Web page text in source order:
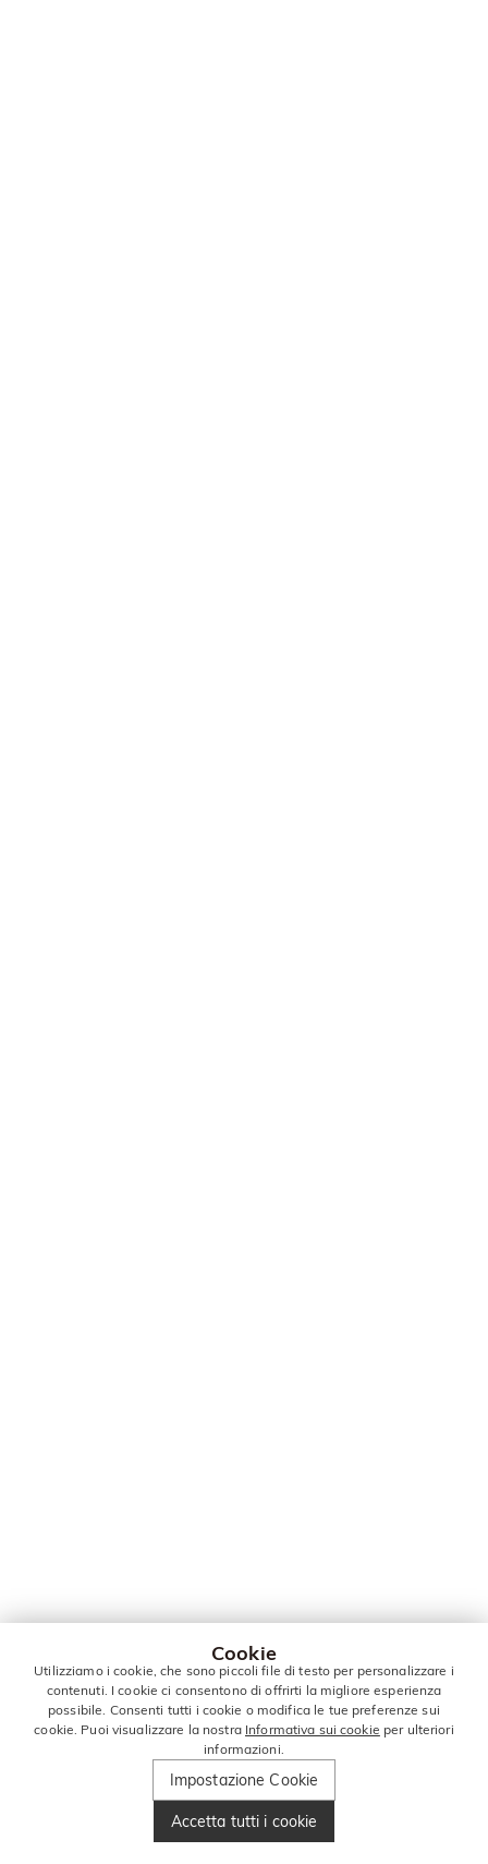
Cookie
Utilizziamo i cookie, che sono piccoli file di testo per personalizzare i
contenuti. I cookie ci consentono di offrirti la migliore esperienza
possibile. Consenti tutti i cookie o modifica le tue preferenze sui
cookie. Puoi visualizzare la nostra Informativa sui cookie per ulteriori
informazioni.
Impostazione Cookie
Accetta tutti i cookie